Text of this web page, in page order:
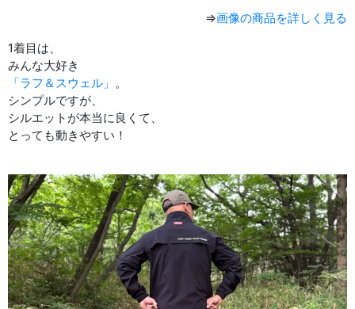
⇒画像の商品を詳しく見る
1着目は、
みんな大好き
「ラフ＆スウェル」 。
シンプルですが、
シルエットが本当に良くて、
とっても動きやすい！